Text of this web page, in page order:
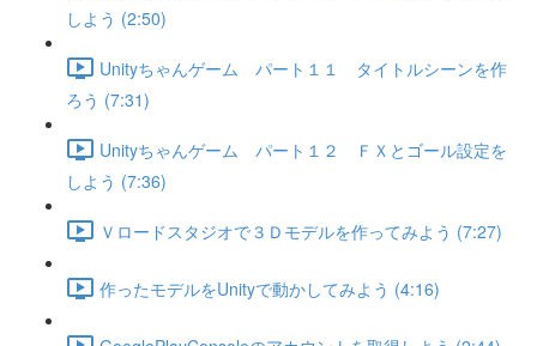
しよう (2:50)
Unityちゃんゲーム パート１１ タイトルシーンを作
ろう (7:31)
Unityちゃんゲーム パート１２ ＦＸとゴール設定を
しよう (7:36)
Ｖロードスタジオで３Ｄモデルを作ってみよう (7:27)
作ったモデルをUnityで動かしてみよう (4:16)